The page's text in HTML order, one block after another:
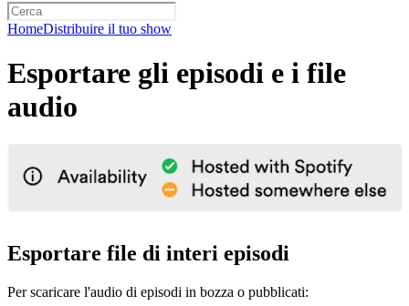
HomeDistribuire il tuo show
Esportare gli episodi e i file
audio
Esportare file di interi episodi
Per scaricare l'audio di episodi in bozza o pubblicati: